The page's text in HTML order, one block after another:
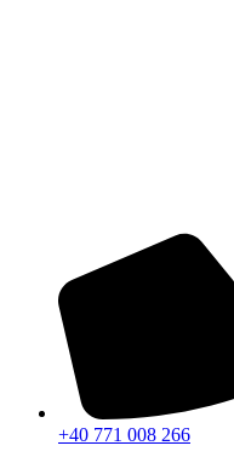
+40 771 008 266